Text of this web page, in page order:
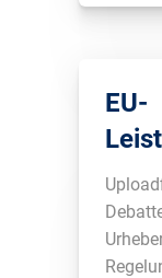
EU-
für